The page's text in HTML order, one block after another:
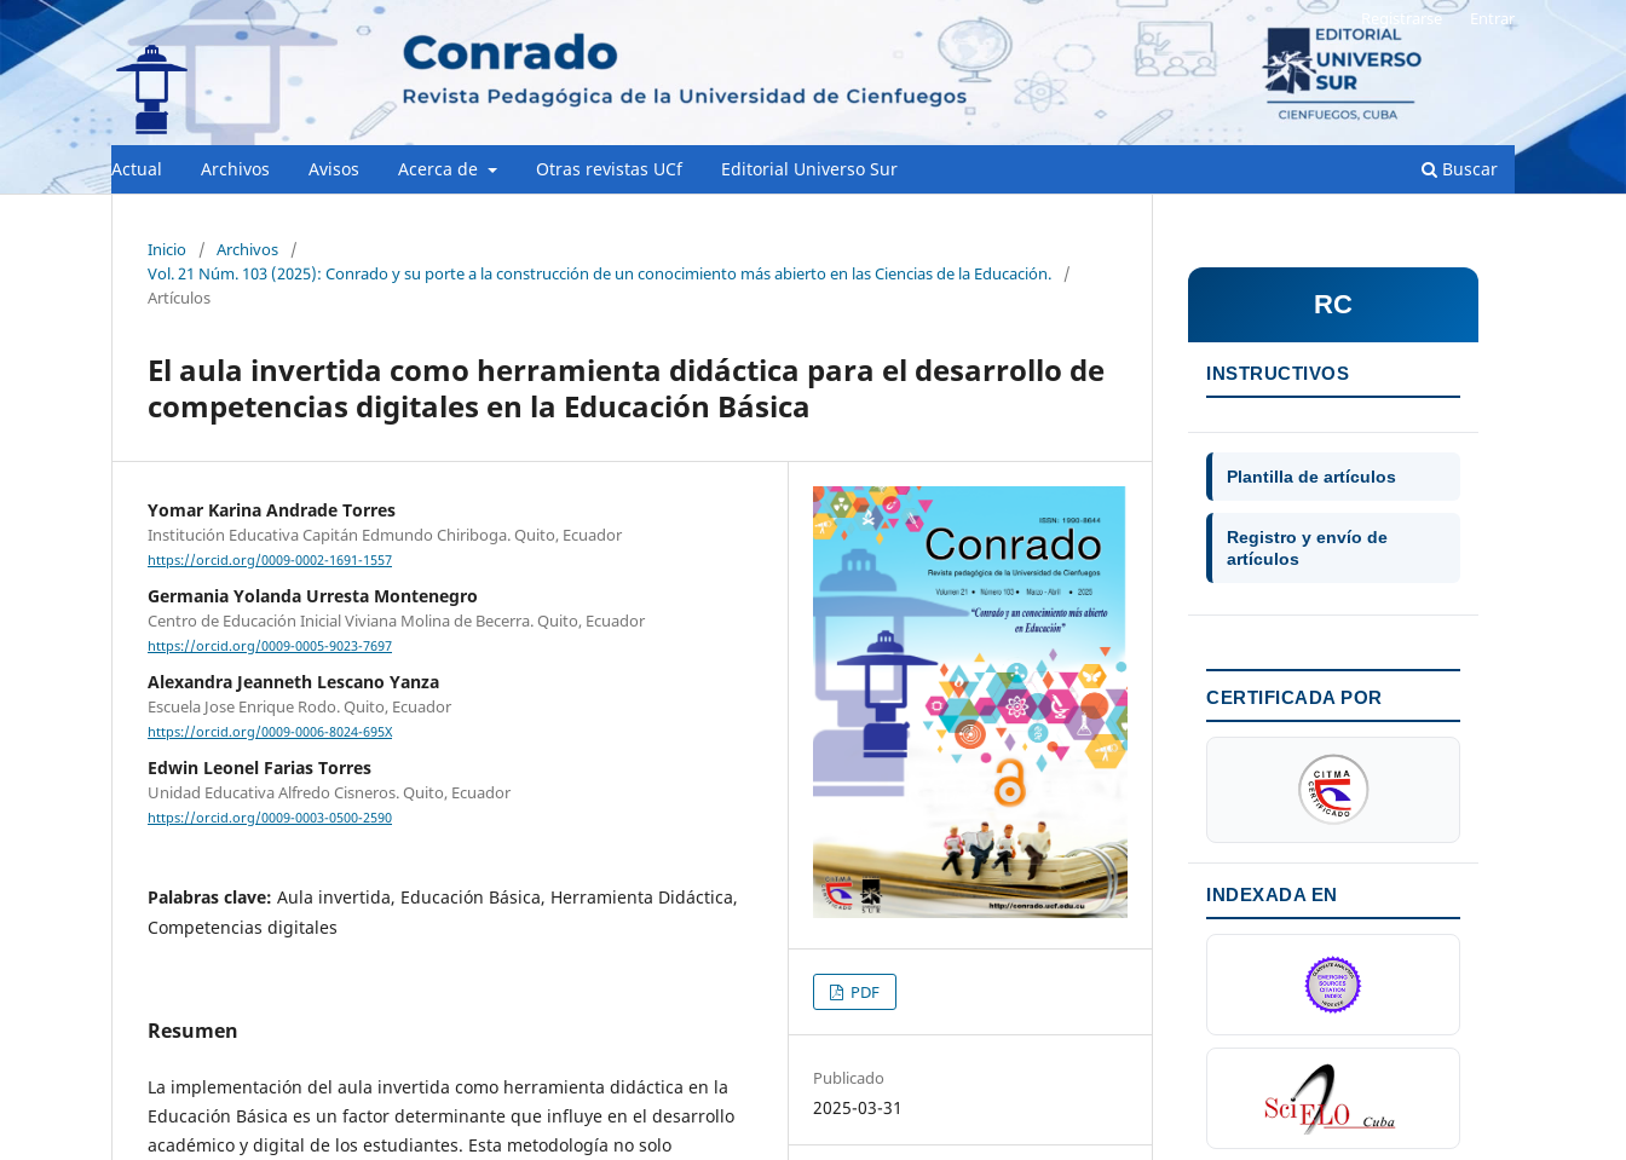
Actual Archivos Avisos Acerca de Otras revistas UCf Editorial Universo Sur Buscar
Registrarse Entrar
Inicio / Archivos
/
Vol. 21 Núm. 103 (2025): Conrado y su porte a la construcción de un conocimiento más abierto en las Ciencias de la Educación.
/
Artículos
El aula invertida como herramienta didáctica para el desarrollo de
competencias digitales en la Educación Básica
Yomar Karina Andrade Torres
Institución Educativa Capitán Edmundo Chiriboga. Quito, Ecuador
https://orcid.org/0009-0002-1691-1557
Germania Yolanda Urresta Montenegro
Centro de Educación Inicial Viviana Molina de Becerra. Quito, Ecuador
https://orcid.org/0009-0005-9023-7697
Alexandra Jeanneth Lescano Yanza
Escuela Jose Enrique Rodo. Quito, Ecuador
https://orcid.org/0009-0006-8024-695X
Edwin Leonel Farias Torres
Unidad Educativa Alfredo Cisneros. Quito, Ecuador
https://orcid.org/0009-0003-0500-2590
Palabras clave: Aula invertida, Educación Básica, Herramienta Didáctica,
Competencias digitales
Resumen
La implementación del aula invertida como herramienta didáctica en la
Educación Básica es un factor determinante que influye en el desarrollo
académico y digital de los estudiantes. Esta metodología no solo
PDF
Publicado
2025-03-31
RC
INSTRUCTIVOS
Plantilla de artículos
Registro y envío de
artículos
CERTIFICADA POR
INDEXADA EN